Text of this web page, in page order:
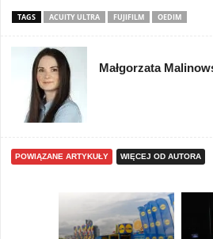
TAGS ACUITY ULTRA FUJIFILM OEDIM
Małgorzata
POWIĄZANE ARTYKUŁY WIĘCEJ OD AUTORA